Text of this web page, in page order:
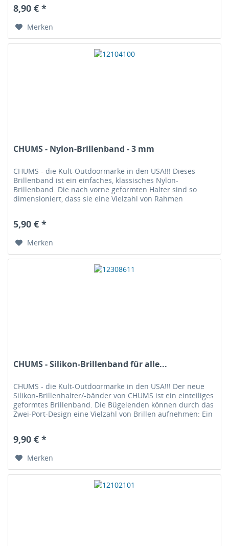
8,90 € *
Merken
CHUMS - Nylon-Brillenband - 3 mm
CHUMS - die Kult-Outdoormarke in den USA!!! Dieses
Brillenband ist ein einfaches, klassisches Nylon-
Brillenband. Die nach vorne geformten Halter sind so
dimensioniert, dass sie eine Vielzahl von Rahmen
5,90 € *
Merken
CHUMS - Silikon-Brillenband für alle...
CHUMS - die Kult-Outdoormarke in den USA!!! Der neue
Silikon-Brillenhalter/-bänder von CHUMS ist ein einteiliges
geformtes Brillenband. Die Bügelenden können durch das
Zwei-Port-Design eine Vielzahl von Brillen aufnehmen: Ein
9,90 € *
Merken